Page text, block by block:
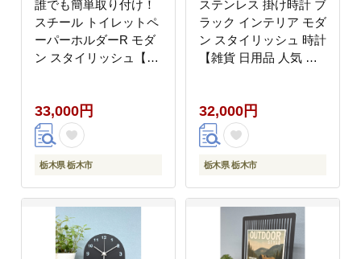
誰でも簡単取り付け！
スチール トイレットペ
ーパーホルダーR モダ
ン スタイリッシュ【雑
33,000円
栃木県 栃木市
ステンレス 掛け時計 ブ
ラック インテリア モダ
ン スタイリッシュ 時計
【雑貨 日用品 人気 お
32,000円
栃木県 栃木市